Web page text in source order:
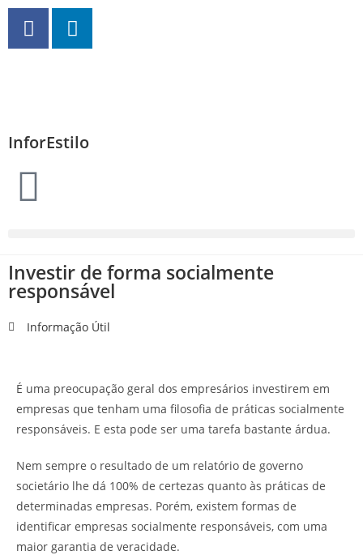
InforEstilo
Investir de forma socialmente
responsável
Informação Útil
É uma preocupação geral dos empresários investirem em
empresas que tenham uma filosofia de práticas socialmente
responsáveis. E esta pode ser uma tarefa bastante árdua.
Nem sempre o resultado de um relatório de governo
societário lhe dá 100% de certezas quanto às práticas de
determinadas empresas. Porém, existem formas de
identificar empresas socialmente responsáveis, com uma
maior garantia de veracidade.